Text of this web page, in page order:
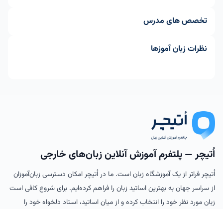
تخصص های مدرس
نظرات زبان آموزها
اُتیچر — پلتفرم آموزش آنلاین زبان‌های خارجی
اُتیچر فراتر از یک آموزشگاه زبان است. ما در اُتیچر امکان دسترسی زبان‌آموزان
از سراسر جهان به بهترین اساتید زبان را فراهم کرده‌ایم. برای شروع کافی است
زبان مورد نظر خود را انتخاب کرده و از میان اساتید، استاد دلخواه خود را